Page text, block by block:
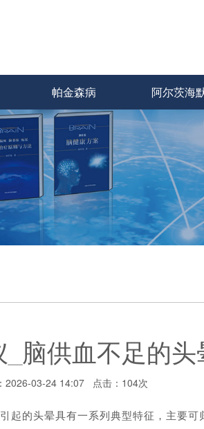
帕金森病 阿尔茨海
脑供血不足的
2026-03-24 14:07 点击：104次
起的头晕具有一系列典型特征，主要可